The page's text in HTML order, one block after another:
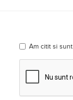
Am citit si